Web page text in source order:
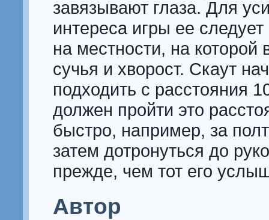
завязывают глаза. Для
интереса игры ее
на местности, на которой
сучья и хворост. Скаут
подходить с расстояния
должен пройти это
быстро, например, за
затем дотронуться до
прежде, чем тот его
Автор